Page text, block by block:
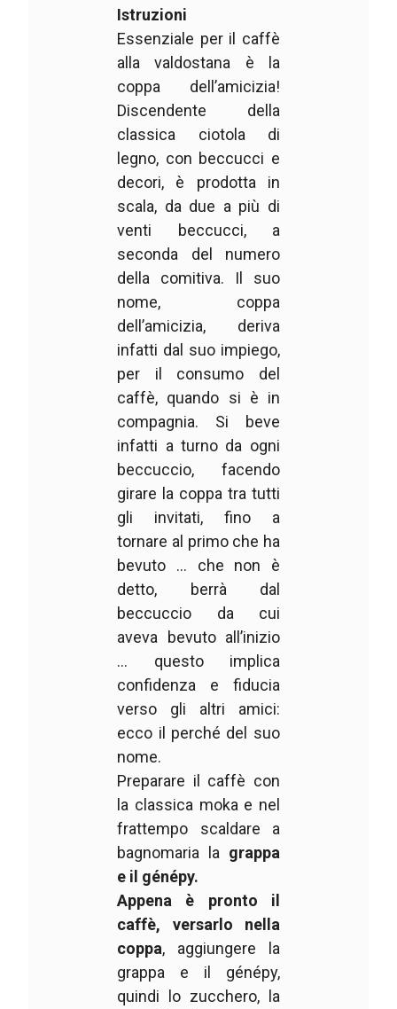
Istruzioni
Essenziale per il caffè
alla valdostana è la
coppa dell’amicizia!
Discendente della
classica ciotola di
legno, con beccucci e
decori, è prodotta in
scala, da due a più di
venti beccucci, a
seconda del numero
della comitiva. Il suo
nome, coppa
dell’amicizia, deriva
infatti dal suo impiego,
per il consumo del
caffè, quando si è in
compagnia. Si beve
infatti a turno da ogni
beccuccio, facendo
girare la coppa tra tutti
gli invitati, fino a
tornare al primo che ha
bevuto … che non è
detto, berrà dal
beccuccio da cui
aveva bevuto all’inizio
… questo implica
confidenza e fiducia
verso gli altri amici:
ecco il perché del suo
nome.
Preparare il caffè con
la classica moka e nel
frattempo scaldare a
bagnomaria la grappa
e il génépy.
Appena è pronto il
caffè, versarlo nella
coppa, aggiungere la
grappa e il génépy,
quindi lo zucchero, la